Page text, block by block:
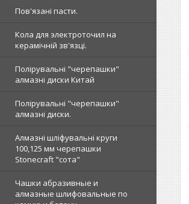
Пов'язані пасти.
Кола для электроточил на
керамічній зв'язці.
Полірувальні "черепашки"
алмазні диски Китай
Полірувальні "черепашки"
алмазні диски.
Алмазні шліфувальні круги
100,125 мм черепашки
Stonecraft "сота"
Чашки абразивные и
алмазные шлифовальные по